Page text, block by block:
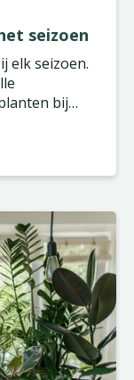
seizoen
elk seizoen.
bij